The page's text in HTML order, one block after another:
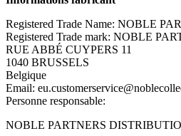
Registered Trade Name: NOBLE
Registered Trade mark: NOBLE
RUE ABBÉ CUYPERS 11
1040 BRUSSELS
Belgique
Email:
Personne responsable:
NOBLE PARTNERS